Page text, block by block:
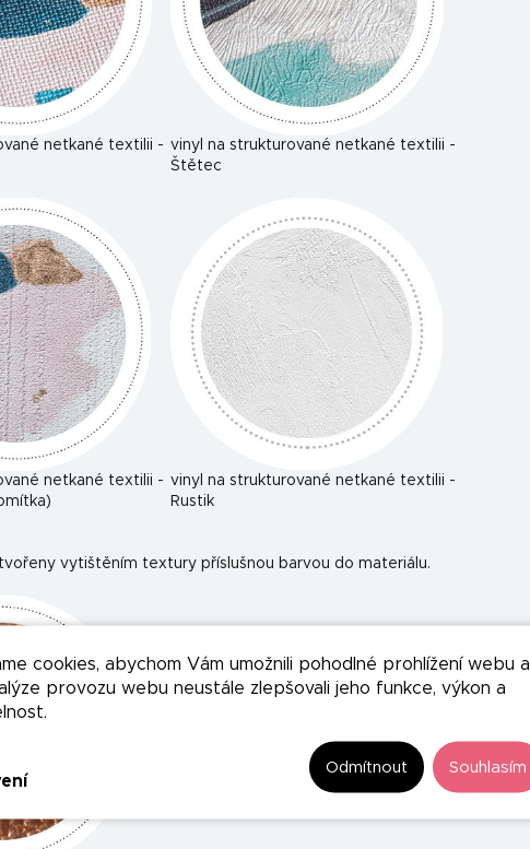
cookies, abychom Vám umožnili pohodlné prohlížení webu a
provozu webu neustále zlepšovali jeho funkce, výkon a
Odmítnout Souhlasím
netkané textilii - vinyl na strukturované netkané textilii -
Štětec
netkané textilii - vinyl na strukturované netkané textilii -
Rustik
vytištěním textury příslušnou barvou do materiálu.